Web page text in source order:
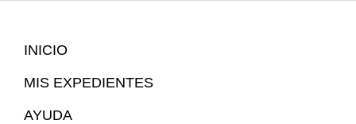
Mapa
Web
INICIO
MIS EXPEDIENTES
AYUDA